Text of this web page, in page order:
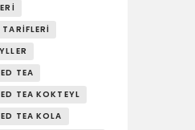
TEA
TEA KOKTEYL
TEA KOLA